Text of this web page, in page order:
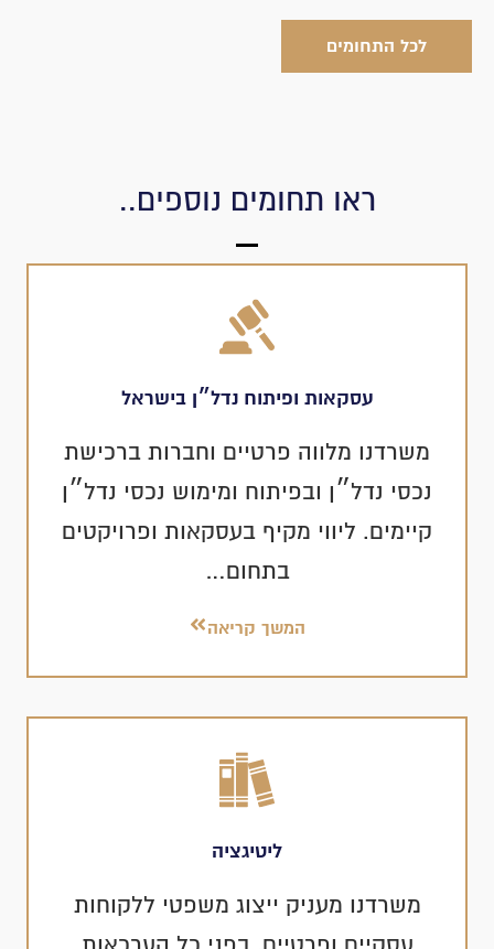
לכל התחומים
ראו תחומים נוספים..
עסקאות ופיתוח נדל״ן בישראל
משרדנו מלווה פרטיים וחברות ברכישת
נכסי נדל״ן ובפיתוח ומימוש נכסי נדל״ן
קיימים. ליווי מקיף בעסקאות ופרויקטים
בתחום…
המשך קריאה
ליטיגציה
משרדנו מעניק ייצוג משפטי ללקוחות